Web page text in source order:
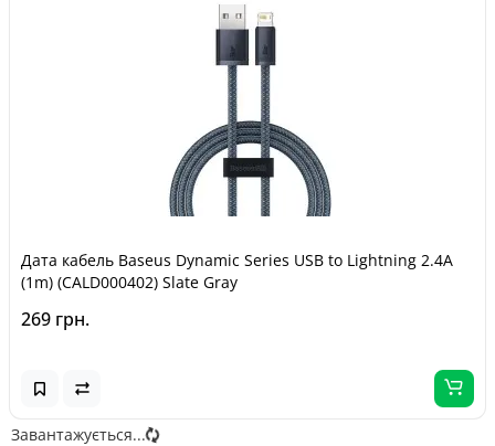
Дата кабель Baseus Dynamic Series USB to Lightning 2.4A
(1m) (CALD000402) Slate Gray
269 грн.
Завантажується...